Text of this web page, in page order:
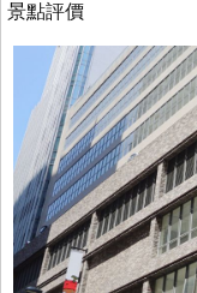
景點評價